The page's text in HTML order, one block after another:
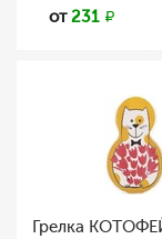
от231
Грелка